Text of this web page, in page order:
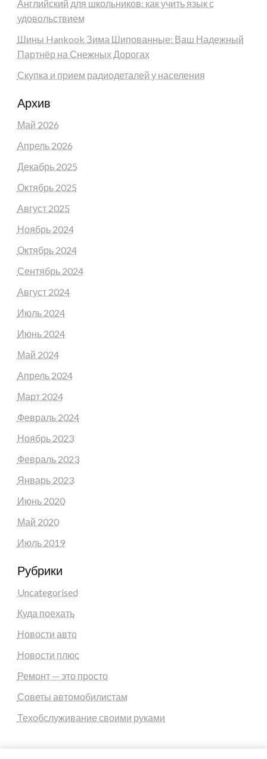
Английский для школьников: как учить язык с
удовольствием
Шины Hankook Зима Шипованные: Ваш Надежный
Партнёр на Снежных Дорогах
Скупка и прием радиодеталей у населения
Архив
Май 2026
Апрель 2026
Декабрь 2025
Октябрь 2025
Август 2025
Ноябрь 2024
Октябрь 2024
Сентябрь 2024
Август 2024
Июль 2024
Июнь 2024
Май 2024
Апрель 2024
Март 2024
Февраль 2024
Ноябрь 2023
Февраль 2023
Январь 2023
Июнь 2020
Май 2020
Июль 2019
Рубрики
Uncategorised
Куда поехать
Новости авто
Новости плюс
Ремонт — это просто
Советы автомобилистам
Техобслуживание своими руками